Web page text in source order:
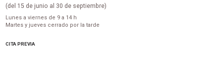
(del 15 de junio al 30 de septiembre)
Lunes a viernes de 9 a 14 h
Martes y jueves cerrado por la tarde
CITA PREVIA